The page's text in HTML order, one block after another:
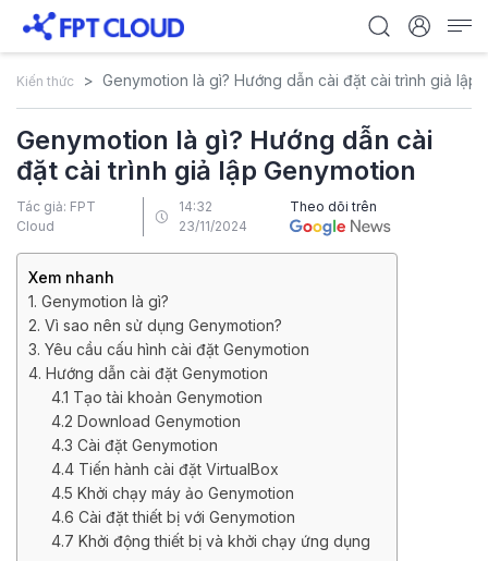
Kiến thức Genymotion là gì? Hướng dẫn cài đặt cài trình giả lập
Genymotion là gì? Hướng dẫn cài
đặt cài trình giả lập Genymotion
Tác giả: FPT
Cloud
14:32
23/11/2024
Theo dõi trên
Xem nhanh
1. Genymotion là gì?
2. Vì sao nên sử dụng Genymotion?
3. Yêu cầu cấu hình cài đặt Genymotion
4. Hướng dẫn cài đặt Genymotion
4.1 Tạo tài khoản Genymotion
4.2 Download Genymotion
4.3 Cài đặt Genymotion
4.4 Tiến hành cài đặt VirtualBox
4.5 Khởi chạy máy ảo Genymotion
4.6 Cài đặt thiết bị với Genymotion
4.7 Khởi động thiết bị và khởi chạy ứng dụng